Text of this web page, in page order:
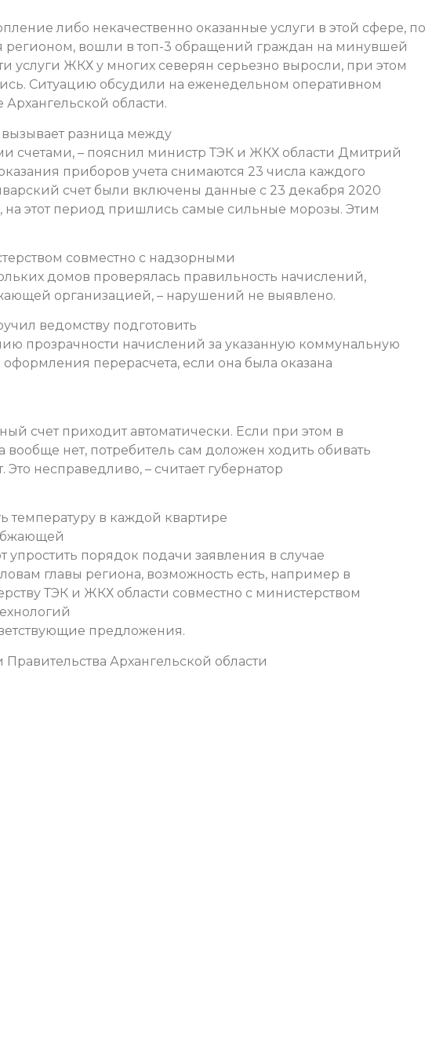
либо некачественно оказанные услуги в этой сфере, по
регионом, вошли в топ-3 обращений граждан на минувшей
услуги ЖКХ у многих северян серьезно выросли, при этом
Ситуацию обсудили на еженедельном оперативном
области.
разница между
счетами, – пояснил министр ТЭК и ЖКХ области Дмитрий
приборов учета снимаются 23 числа каждого
счет были включены данные с 23 декабря 2020
на этот период пришлись самые сильные морозы. Этим
совместно с надзорными
домов проверялась правильность начислений,
организацией, – нарушений не выявлено.
ведомству подготовить
прозрачности начислений за указанную коммунальную
оформления перерасчета, если она была оказана
счет приходит автоматически. Если при этом в
вообще нет, потребитель сам доложен ходить обивать
Это несправедливо, – считает губернатор
температуру в каждой квартире
упростить порядок подачи заявления в случае
главы региона, возможность есть, например в
ТЭК и ЖКХ области совместно с министерством
предложения.
Архангельской области